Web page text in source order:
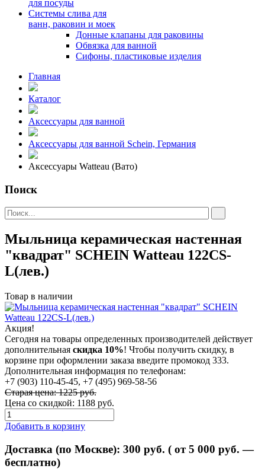
для посуды
Системы слива для
ванн, раковин и моек
Донные клапаны для раковины
Обвязка для ванной
Сифоны, пластиковые изделия
Главная
Каталог
Аксессуары для ванной
Аксессуары для ванной Schein, Германия
Аксессуары Watteau (Вато)
Поиск
Мыльница керамическая настенная
"квадрат" SCHEIN Watteau 122CS-
L(лев.)
Товар в наличии
Акция!
Сегодня на товары определенных производителей действует
дополнительная скидка 10%! Чтобы получить скидку, в
корзине при оформлении заказа введите промокод 333.
Дополнительная информация по телефонам:
+7 (903) 110-45-45, +7 (495) 969-58-56
Старая цена: 1225 руб.
Цена со скидкой: 1188 руб.
Добавить в корзину
Доставка (по Москве): 300 руб. ( от 5 000 руб. —
бесплатно)